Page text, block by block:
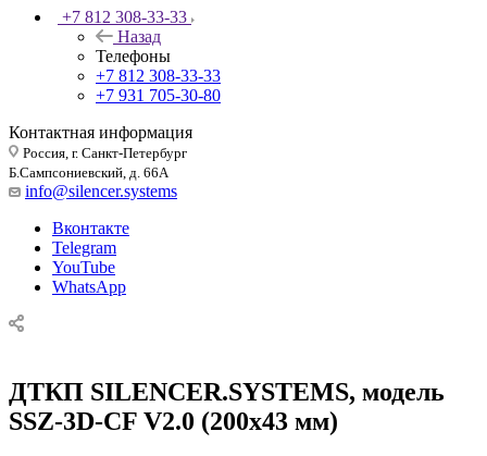
+7 812 308-33-33
Назад
Телефоны
+7 812 308-33-33
+7 931 705-30-80
Контактная информация
Россия, г. Санкт-Петербург
Б.Сампсониевский, д. 66А
info@silencer.systems
Вконтакте
Telegram
YouTube
WhatsApp
ДТКП SILENCER.SYSTEMS, модель
SSZ-3D-CF V2.0 (200х43 мм)